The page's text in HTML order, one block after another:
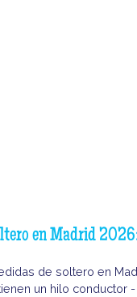
en Madrid
de soltero en
un hilo conductor